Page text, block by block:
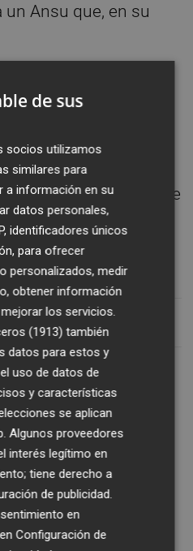
Ansu que, en su
aparta al
la gira por Estados
poder enamorar
Flick. Pese a que
rampa de salida del
ser clave para ganarse
técnico.
de sus
socios utilizamos
similares para
a información en su
datos personales,
identificadores únicos
para ofrecer
personalizados, medir
obtener información
los servicios.
(1913) también
datos para estos y
uso de datos de
y características
se aplican
Algunos proveedores
interés legítimo en
tiene derecho a
de publicidad.
en
Configuración de